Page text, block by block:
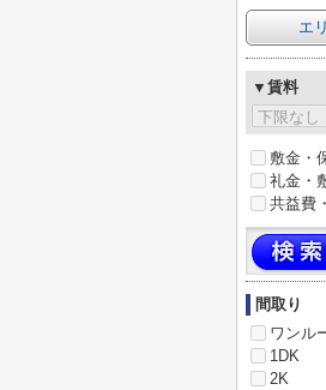
エ
▼賃料
敷金・
礼金・
共益費
間取り
ワンル
1DK
2K